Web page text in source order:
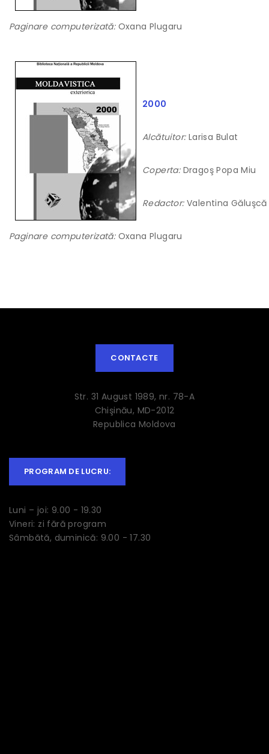
Paginare computerizată: Oxana Plugaru
2000
Alcătuitor: Larisa Bulat
Coperta: Dragoş Popa Miu
Redactor: Valentina Găluşcă
Paginare computerizată: Oxana Plugaru
CONTACTE
Str. 31 August 1989, nr. 78-A
Chişinău, MD-2012
Republica Moldova
PROGRAM DE LUCRU:
Luni – joi: 9.00 - 19.30
Vineri: zi fără program
Sâmbătă, duminică: 9.00 - 17.30